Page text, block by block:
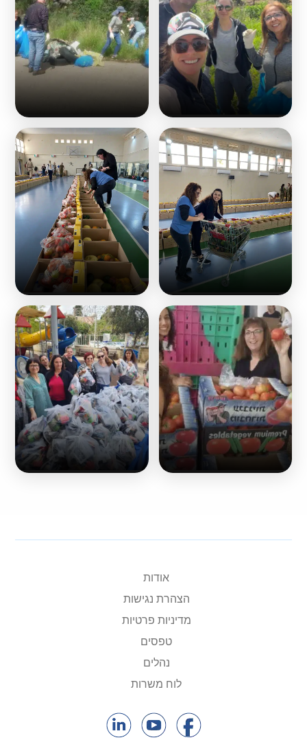
אודות
הצהרת נגישות
מדיניות פרטיות
טפסים
נהלים
לוח משרות